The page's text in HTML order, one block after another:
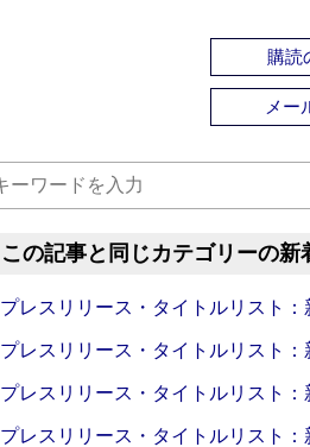
購読
メー
この記事と同じカテゴリーの新
プレスリリース・タイトルリスト
プレスリリース・タイトルリスト
プレスリリース・タイトルリスト
プレスリリース・タイトルリスト